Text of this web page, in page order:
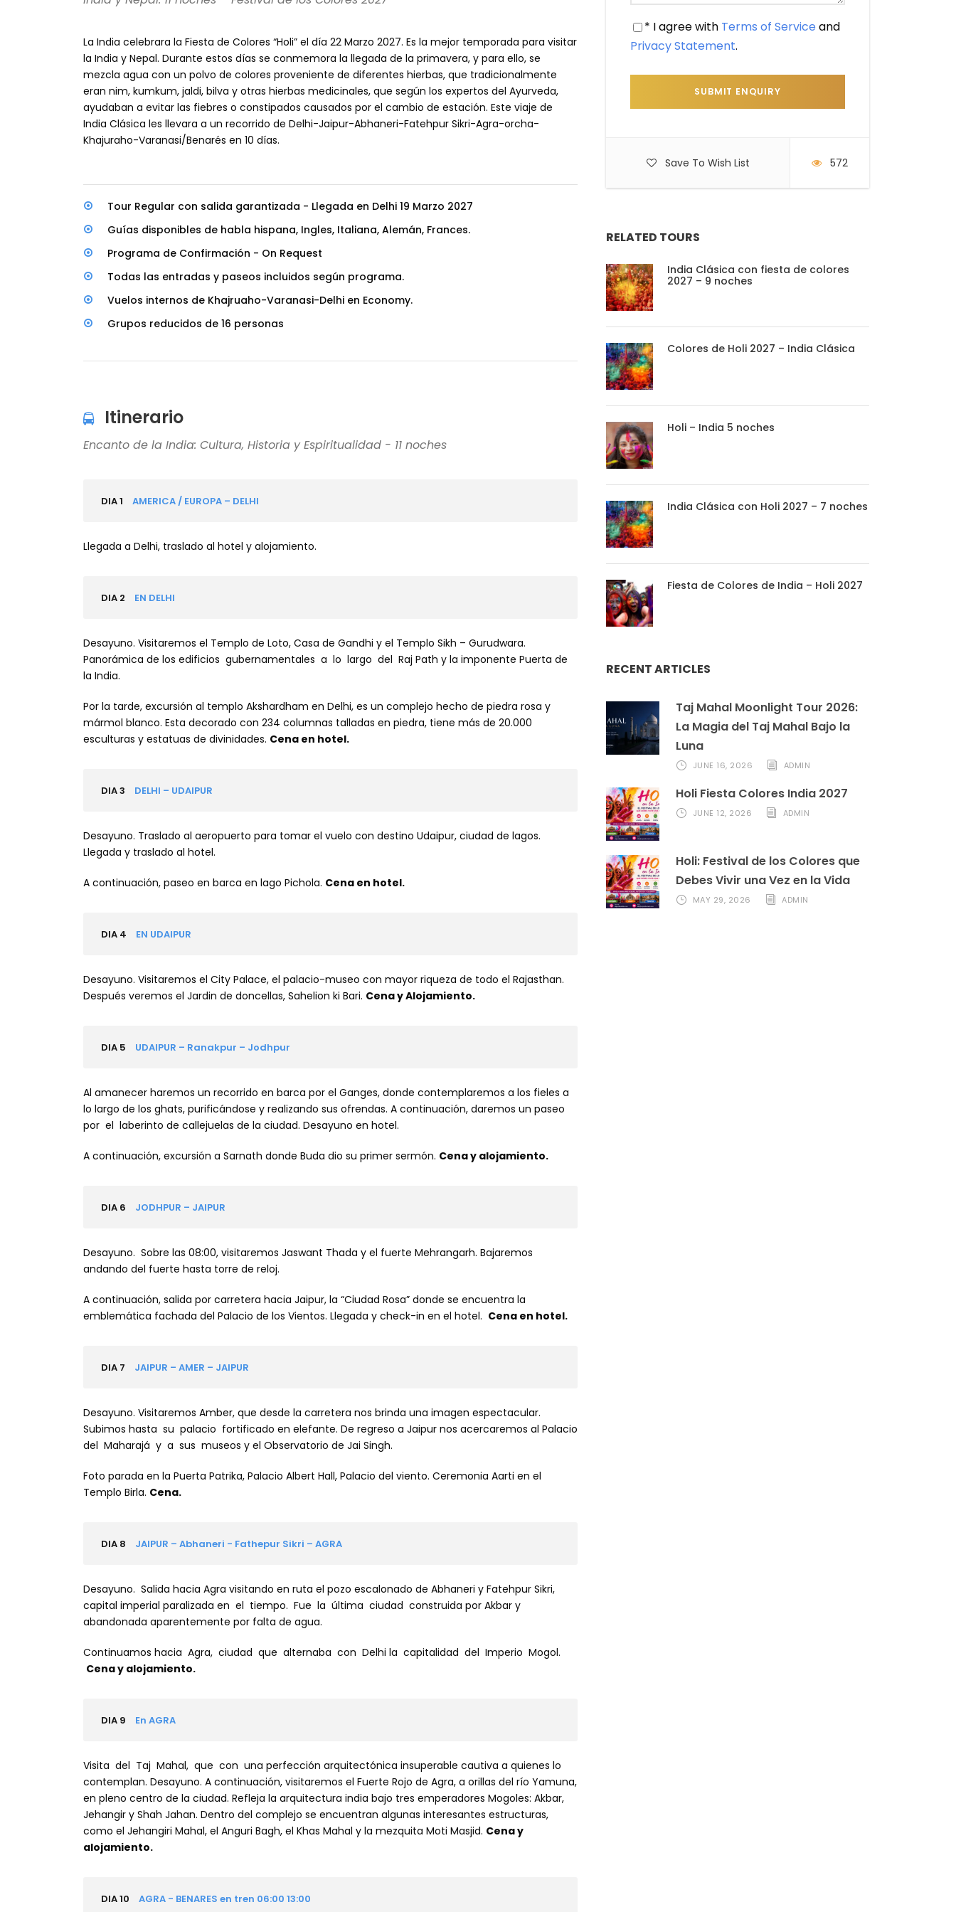
* I agree with Terms of Service and
Privacy Statement.
Save To Wish List 572
RELATED TOURS
India Clásica con fiesta de colores
2027 – 9 noches
Colores de Holi 2027 – India Clásica
Holi – India 5 noches
India Clásica con Holi 2027 – 7 noches
Fiesta de Colores de India – Holi 2027
RECENT ARTICLES
Taj Mahal Moonlight Tour 2026:
La Magia del Taj Mahal Bajo la
Luna
JUNE 16, 2026 ADMIN
Holi Fiesta Colores India 2027
JUNE 12, 2026 ADMIN
Holi: Festival de los Colores que
Debes Vivir una Vez en la Vida
MAY 29, 2026 ADMIN
La India celebrara la Fiesta de Colores “Holi” el día 22 Marzo 2027. Es la mejor temporada para visitar
la India y Nepal. Durante estos días se conmemora la llegada de la primavera, y para ello, se
mezcla agua con un polvo de colores proveniente de diferentes hierbas, que tradicionalmente
eran nim, kumkum, jaldi, bilva y otras hierbas medicinales, que según los expertos del Ayurveda,
ayudaban a evitar las fiebres o constipados causados por el cambio de estación. Este viaje de
India Clásica les llevara a un recorrido de Delhi-Jaipur-Abhaneri-Fatehpur Sikri-Agra-orcha-
Khajuraho-Varanasi/Benarés en 10 días.
Tour Regular con salida garantizada - Llegada en Delhi 19 Marzo 2027
Guías disponibles de habla hispana, Ingles, Italiana, Alemán, Frances.
Programa de Confirmación - On Request
Todas las entradas y paseos incluidos según programa.
Vuelos internos de Khajruaho-Varanasi-Delhi en Economy.
Grupos reducidos de 16 personas
Itinerario
Encanto de la India: Cultura, Historia y Espiritualidad - 11 noches
DIA 1 AMERICA / EUROPA – DELHI
Llegada a Delhi, traslado al hotel y alojamiento.
DIA 2 EN DELHI
Desayuno. Visitaremos el Templo de Loto, Casa de Gandhi y el Templo Sikh – Gurudwara.
Panorámica de los edificios gubernamentales a lo largo del Raj Path y la imponente Puerta de
la India.
Por la tarde, excursión al templo Akshardham en Delhi, es un complejo hecho de piedra rosa y
mármol blanco. Esta decorado con 234 columnas talladas en piedra, tiene más de 20.000
esculturas y estatuas de divinidades. Cena en hotel.
DIA 3 DELHI – UDAIPUR
Desayuno. Traslado al aeropuerto para tomar el vuelo con destino Udaipur, ciudad de lagos.
Llegada y traslado al hotel.
A continuación, paseo en barca en lago Pichola. Cena en hotel.
DIA 4 EN UDAIPUR
Desayuno. Visitaremos el City Palace, el palacio-museo con mayor riqueza de todo el Rajasthan.
Después veremos el Jardin de doncellas, Sahelion ki Bari. Cena y Alojamiento.
DIA 5 UDAIPUR – Ranakpur – Jodhpur
Al amanecer haremos un recorrido en barca por el Ganges, donde contemplaremos a los fieles a
lo largo de los ghats, purificándose y realizando sus ofrendas. A continuación, daremos un paseo
por el laberinto de callejuelas de la ciudad. Desayuno en hotel.
A continuación, excursión a Sarnath donde Buda dio su primer sermón. Cena y alojamiento.
DIA 6 JODHPUR – JAIPUR
Desayuno. Sobre las 08:00, visitaremos Jaswant Thada y el fuerte Mehrangarh. Bajaremos
andando del fuerte hasta torre de reloj.
A continuación, salida por carretera hacia Jaipur, la “Ciudad Rosa” donde se encuentra la
emblemática fachada del Palacio de los Vientos. Llegada y check-in en el hotel. Cena en hotel.
DIA 7 JAIPUR – AMER – JAIPUR
Desayuno. Visitaremos Amber, que desde la carretera nos brinda una imagen espectacular.
Subimos hasta su palacio fortificado en elefante. De regreso a Jaipur nos acercaremos al Palacio
del Maharajá y a sus museos y el Observatorio de Jai Singh.
Foto parada en la Puerta Patrika, Palacio Albert Hall, Palacio del viento. Ceremonia Aarti en el
Templo Birla. Cena.
DIA 8 JAIPUR – Abhaneri - Fathepur Sikri – AGRA
Desayuno. Salida hacia Agra visitando en ruta el pozo escalonado de Abhaneri y Fatehpur Sikri,
capital imperial paralizada en el tiempo. Fue la última ciudad construida por Akbar y
abandonada aparentemente por falta de agua.
Continuamos hacia Agra, ciudad que alternaba con Delhi la capitalidad del Imperio Mogol.
Cena y alojamiento.
DIA 9 En AGRA
Visita del Taj Mahal, que con una perfección arquitectónica insuperable cautiva a quienes lo
contemplan. Desayuno. A continuación, visitaremos el Fuerte Rojo de Agra, a orillas del río Yamuna,
en pleno centro de la ciudad. Refleja la arquitectura india bajo tres emperadores Mogoles: Akbar,
Jehangir y Shah Jahan. Dentro del complejo se encuentran algunas interesantes estructuras,
como el Jehangiri Mahal, el Anguri Bagh, el Khas Mahal y la mezquita Moti Masjid. Cena y
alojamiento.
DIA 10 AGRA - BENARES en tren 06:00 13:00